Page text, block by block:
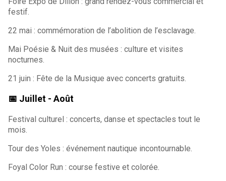
festif.
22 mai : commémoration de l’abolition de l’esclavage.
Mai Poésie & Nuit des musées : culture et visites
nocturnes.
21 juin : Fête de la Musique avec concerts gratuits.
📅 Juillet - Août
Festival culturel : concerts, danse et spectacles tout le
mois.
Tour des Yoles : événement nautique incontournable.
Foyal Color Run : course festive et colorée.